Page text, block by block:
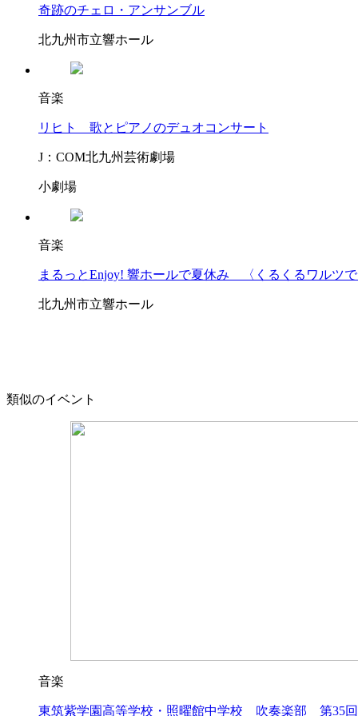
奇跡のチェロ・アンサンブル
北九州市立響ホール
音楽
リヒト 歌とピアノのデュオコンサート
J：COM北九州芸術劇場
小劇場
音楽
まるっとEnjoy! 響ホールで夏休み 〈くるくるワルツで
北九州市立響ホール
類似のイベント
音楽
東筑紫学園高等学校・照曜館中学校 吹奏楽部 第35回